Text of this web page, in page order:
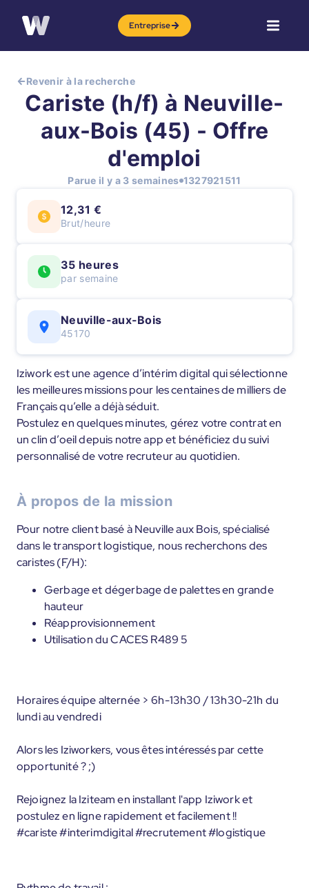
Entreprise
Revenir à la recherche
Cariste (h/f) à Neuville-
aux-Bois (45) - Offre
d'emploi
Parue il y a 3 semaines 1327921511
12,31 €
Brut/heure
35 heures
par semaine
Neuville-aux-Bois
45170
Iziwork est une agence d’intérim digital qui sélectionne
les meilleures missions pour les centaines de milliers de
Français qu’elle a déjà séduit.
Postulez en quelques minutes, gérez votre contrat en
un clin d’oeil depuis notre app et bénéficiez du suivi
personnalisé de votre recruteur au quotidien.
À propos de la mission
Pour notre client basé à Neuville aux Bois, spécialisé
dans le transport logistique, nous recherchons des
caristes (F/H):
Gerbage et dégerbage de palettes en grande
hauteur
Réapprovisionnement
Utilisation du CACES R489 5
Horaires équipe alternée > 6h-13h30 / 13h30-21h du
lundi au vendredi
Alors les Iziworkers, vous êtes intéressés par cette
opportunité ? ;)
Rejoignez la Iziteam en installant l'app Iziwork et
postulez en ligne rapidement et facilement !!
#cariste #interimdigital #recrutement #logistique